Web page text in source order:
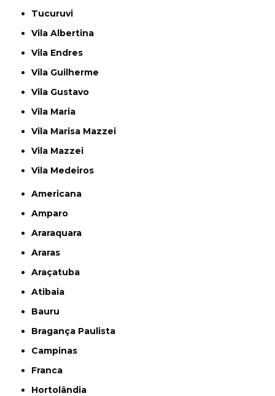
Tucuruvi
Vila Albertina
Vila Endres
Vila Guilherme
Vila Gustavo
Vila Maria
Vila Marisa Mazzei
Vila Mazzei
Vila Medeiros
Americana
Amparo
Araraquara
Araras
Araçatuba
Atibaia
Bauru
Bragança Paulista
Campinas
Franca
Hortolândia